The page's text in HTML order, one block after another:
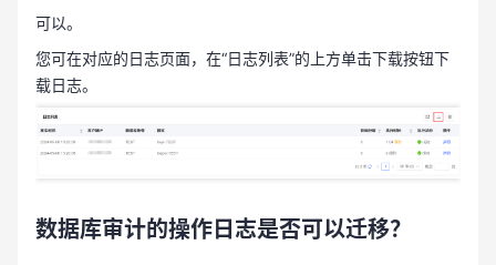
可以。
您可在对应的日志页面，在“日志列表”的上方单击下载按钮下
载日志。
数据库审计的操作日志是否可以迁移？